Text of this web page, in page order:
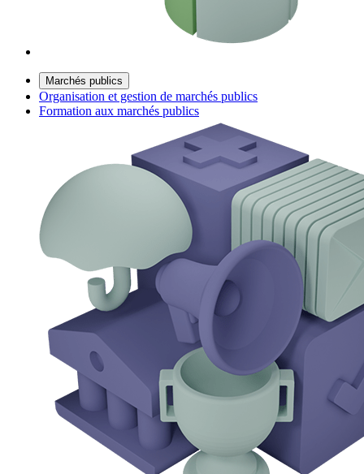
Marchés publics
Organisation et gestion de marchés publics
Formation aux marchés publics